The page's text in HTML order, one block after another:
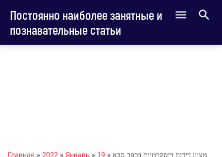
Постоянно наиболее занятные и
познавательные статьи
Главная » 2022 » Январь » 19 » מצוין דירות דיסקרטיות בכפר סבא